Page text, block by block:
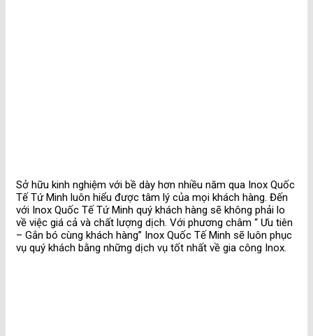
Sở hữu kinh nghiệm với bề dày hơn nhiều năm qua Inox Quốc
Tế Tứ Minh luôn hiểu được tâm lý của mọi khách hàng. Đến
với Inox Quốc Tế Tứ Minh quý khách hàng sẽ không phải lo
về việc giá cả và chất lượng dịch. Với phương châm “ Ưu tiên
– Gắn bó cùng khách hàng” Inox Quốc Tế Minh sẽ luôn phục
vụ quý khách bằng những dịch vụ tốt nhất về gia công Inox.